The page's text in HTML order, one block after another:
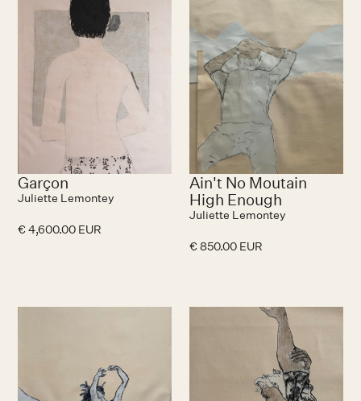
Garçon
Juliette Lemontey
€ 4,600.00 EUR
Ain't No Moutain
High Enough
Juliette Lemontey
€ 850.00 EUR